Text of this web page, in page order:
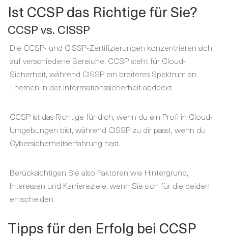
Ist CCSP das Richtige für Sie?
CCSP vs. CISSP
Die CCSP- und CISSP-Zertifizierungen konzentrieren sich
auf verschiedene Bereiche. CCSP steht für Cloud-
Sicherheit, während CISSP ein breiteres Spektrum an
Themen in der Informationssicherheit abdeckt.
CCSP ist das Richtige für dich, wenn du ein Profi in Cloud-
Umgebungen bist, während CISSP zu dir passt, wenn du
Cybersicherheitserfahrung hast.
Berücksichtigen Sie also Faktoren wie Hintergrund,
Interessen und Karriereziele, wenn Sie sich für die beiden
entscheiden.
Tipps für den Erfolg bei CCSP